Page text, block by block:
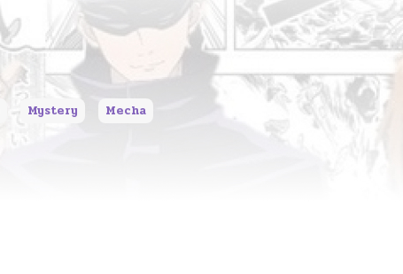
Mystery
Mecha